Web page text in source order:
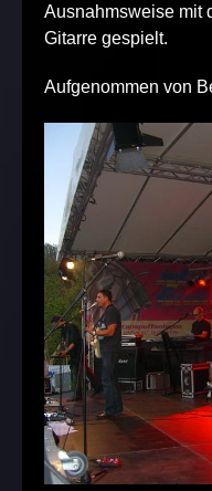
Ausnahmsweise mit
Gitarre gespielt.
Aufgenommen von